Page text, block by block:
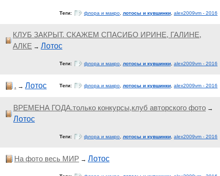
Теги: флора и макро лотосы и кувшинки alex2009vm - 2016
КЛУБ ЗАКРЫТ. СКАЖЕМ СПАСИБО ИРИНЕ, ГАЛИНЕ,
АЛКЕ → Лотос
Теги: флора и макро лотосы и кувшинки alex2009vm - 2016
. → Лотос Теги: флора и макро лотосы и кувшинки alex2009vm - 2016
ВРЕМЕНА ГОДА.только конкурсы,клуб авторского фото →
Лотос
Теги: флора и макро лотосы и кувшинки alex2009vm - 2016
На фото весь МИР → Лотос